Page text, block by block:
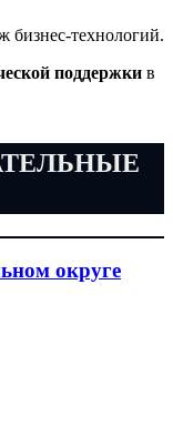
бизнес-технологий.
поддержки в
округе